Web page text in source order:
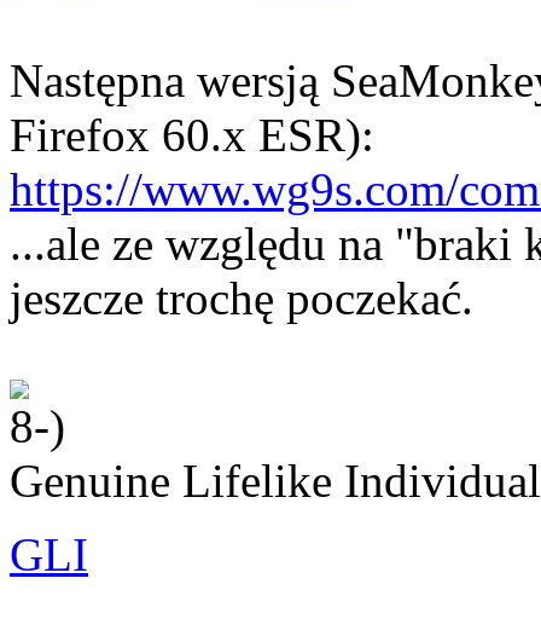
Następna wersją
Firefox 60.x ESR):
https://www.wg9s.com/
...ale ze względu na "braki
jeszcze trochę poczekać.
Genuine Lifelike Individual
GLI